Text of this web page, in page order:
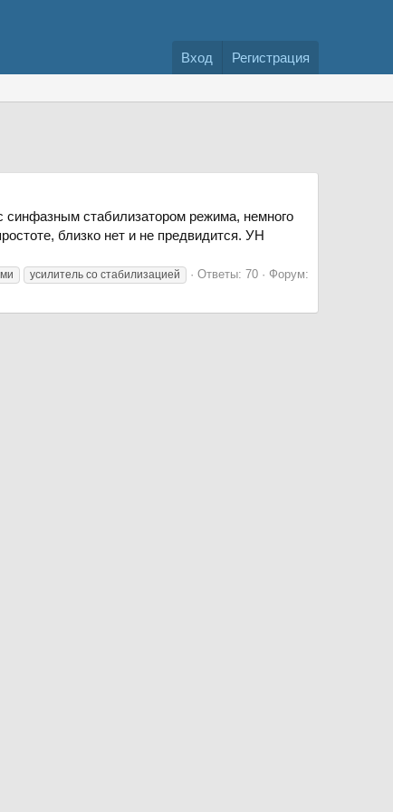
Вход Регистрация
синфазным стабилизатором режима, немного
близко нет и не предвидится. УН
усилитель со стабилизацией Ответы: 70 Форум: